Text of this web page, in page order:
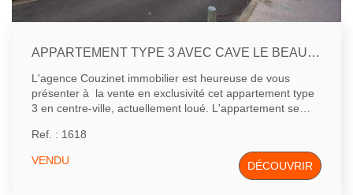
APPARTEMENT TYPE 3 AVEC CAVE LE BEAUSSET
L'agence Couzinet immobilier est heureuse de vous
présenter à la vente en exclusivité cet appartement type
3 en centre-ville, actuellement loué. L'appartement se
rangements donnant sur un séjour avec la cuisine.À votre
droite en rentrant, un couloir donnant sur un WC, deux
chambres, dont une avec placard et une salle d'eau.Le
séjour et les chambres donnent sur la rue, l'appartement
Ref. : 1618
VENDU DÉCOUVRIR